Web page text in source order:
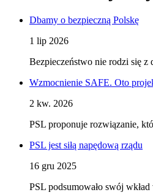
Dbamy o bezpieczną Polskę
1 lip 2026
Bezpieczeństwo nie rodzi się
Wzmocnienie SAFE. Oto
2 kw. 2026
PSL proponuje rozwiązanie,
PSL jest siłą napędową rządu
16 gru 2025
PSL podsumowało swój